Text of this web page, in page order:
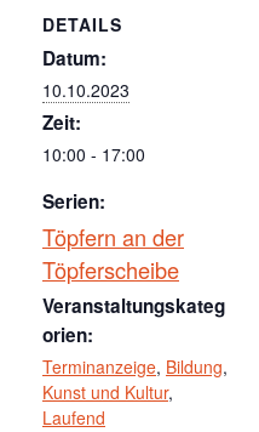
DETAILS
Datum:
10.10.2023
Zeit:
10:00 - 17:00
Serien:
Töpfern an der
Töpferscheibe
Veranstaltungskateg
orien:
Terminanzeige, Bildung,
Kunst und Kultur,
Laufend